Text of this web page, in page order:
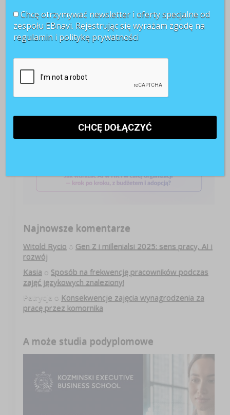
POLECANE RAPORTY
Najnowsze komentarze
Witold Rycio o Gen Z i millenialsi 2025: sens pracy, AI i
rozwój
Kasia o Sposób na frekwencję pracowników podczas
zajęć językowych znaleziony!
Patrycja o Konsekwencje zajęcia wynagrodzenia za
pracę przez komornika
A może studia podyplomowe
Chcę otrzymywać newsletter i oferty specjalne od
zespołu EBnavi. Rejestrując się wyrażam zgodę na
regulamin i politykę prywatności